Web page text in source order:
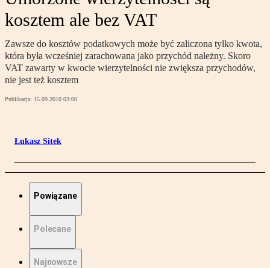
kosztem ale bez VAT
Zawsze do kosztów podatkowych może być zaliczona tylko kwota,
która była wcześniej zarachowana jako przychód należny. Skoro
VAT zawarty w kwocie wierzytelności nie zwiększa przychodów,
nie jest też kosztem
Publikacja: 15.09.2010 03:00
Łukasz Sitek
Powiązane
Polecane
Najnowsze